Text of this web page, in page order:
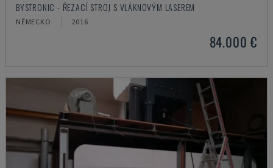
BYSTRONIC - ŘEZACÍ STROJ S VLÁKNOVÝM LASEREM
NĚMECKO 2016
84.000 €